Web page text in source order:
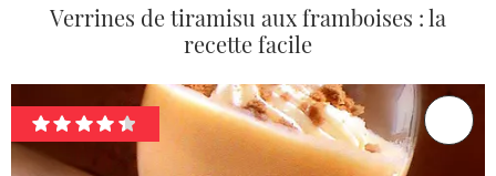
Verrines de tiramisu aux framboises : la
recette facile